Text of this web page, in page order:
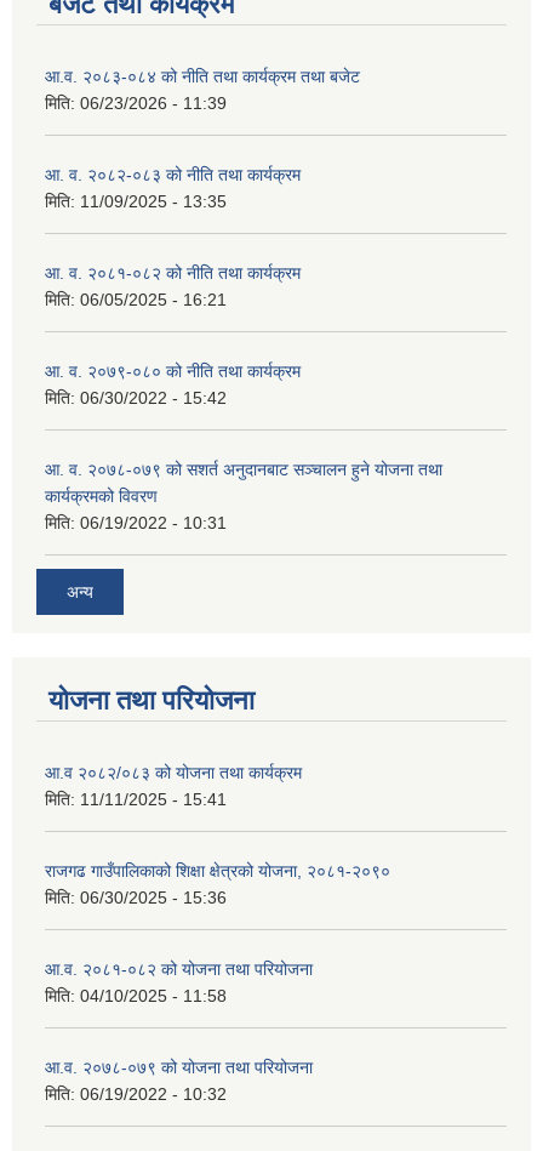
आ.व. २०८३-०८४ को नीति तथा कार्यक्रम तथा बजेट
मिति: 06/23/2026 - 11:39
आ. व. २०८२-०८३ को नीति तथा कार्यक्रम
मिति: 11/09/2025 - 13:35
आ. व. २०८१-०८२ को नीति तथा कार्यक्रम
मिति: 06/05/2025 - 16:21
आ. व. २०७९-०८० को नीति तथा कार्यक्रम
मिति: 06/30/2022 - 15:42
आ. व. २०७८-०७९ को सशर्त अनुदानबाट सञ्चालन हुने योजना तथा
कार्यक्रमको विवरण
मिति: 06/19/2022 - 10:31
अन्य
योजना तथा परियोजना
आ.व २०८२/०८३ को योजना तथा कार्यक्रम
मिति: 11/11/2025 - 15:41
राजगढ गाउँपालिकाको शिक्षा क्षेत्रको योजना, २०८१-२०९०
मिति: 06/30/2025 - 15:36
आ.व. २०८१-०८२ को योजना तथा परियोजना
मिति: 04/10/2025 - 11:58
आ.व. २०७८-०७९ को योजना तथा परियोजना
मिति: 06/19/2022 - 10:32